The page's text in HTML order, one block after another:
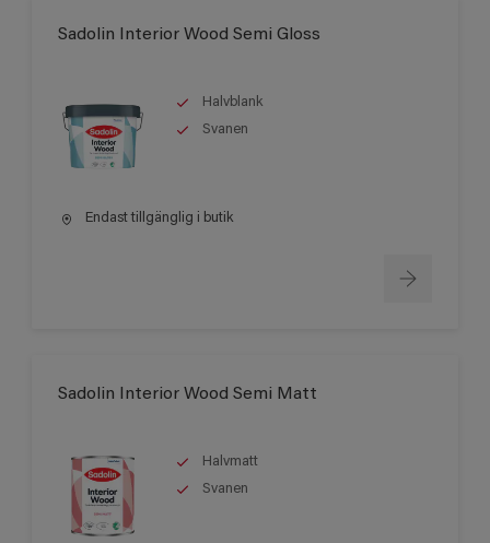
Sadolin Interior Wood Semi Gloss
Halvblank
Svanen
Endast tillgänglig i butik
Sadolin Interior Wood Semi Matt
Halvmatt
Svanen